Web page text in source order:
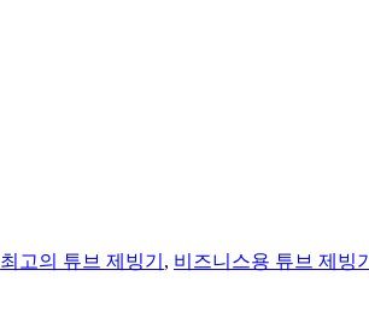
최고의 튜브 제빙기 , 비즈니스용 튜브 제빙기